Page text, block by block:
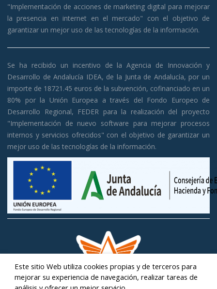
"Implementación de acciones de marketing digital para mejorar
la presencia en internet en el mercado" con el objetivo de
garantizar un mejor uso de las tecnologías de la información.
Se ha recibido un incentivo de la Agencia de Innovación y
Desarrollo de Andalucía IDEA, de la Junta de Andalucía, por un
importe de 18721.45 euros de la subvención, cofinanciado en un
80% por la Unión Europea a través del Fondo Europeo de
Desarrollo Regional, FEDER para la realización del proyecto
"Implementación de nuevo software para mejorar procesos
internos y servicios ofrecidos" con el objetivo de garantizar un
mejor uso de las tecnologías de la información.
Este sitio Web utiliza cookies propias y de terceros para
mejorar su experiencia de navegación, realizar tareas de